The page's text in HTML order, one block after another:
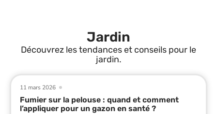
Jardin
Découvrez les tendances et conseils pour le
jardin.
11 mars 2026
Fumier sur la pelouse : quand et comment
l’appliquer pour un gazon en santé ?